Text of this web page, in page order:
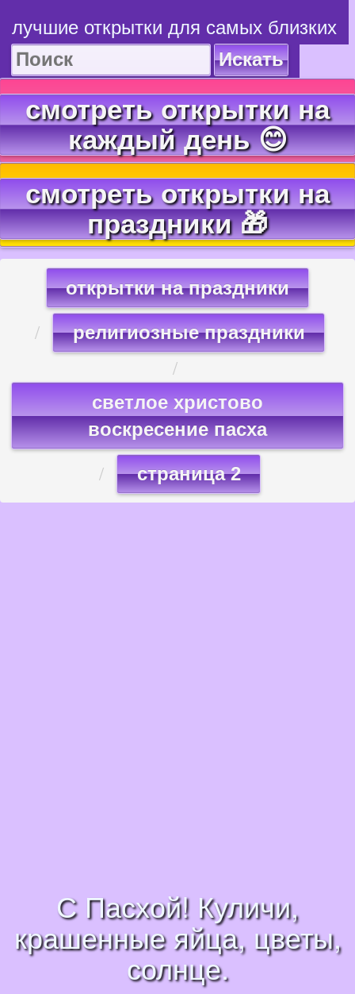
лучшие открытки для самых близких
Искать
смотреть открытки на
каждый день 😊
смотреть открытки на
праздники 🎁
открытки на праздники
религиозные праздники
светлое христово
воскресение пасха
страница 2
С Пасхой! Куличи,
крашенные яйца, цветы,
солнце.